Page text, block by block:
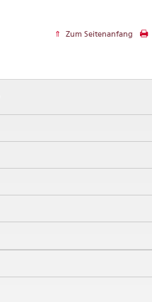
Zum Seitenanfang